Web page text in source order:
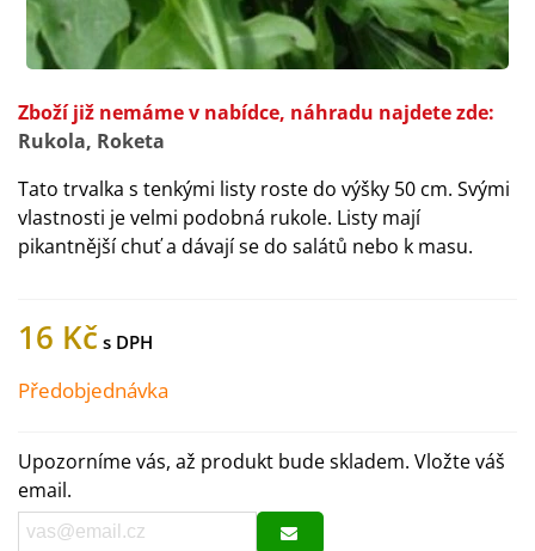
Zboží již nemáme v nabídce, náhradu najdete zde:
Rukola, Roketa
Tato trvalka s tenkými listy roste do výšky 50 cm. Svými
vlastnosti je velmi podobná rukole. Listy mají
pikantnější chuť a dávají se do salátů nebo k masu.
16 Kč
Předobjednávka
Upozorníme vás, až produkt bude skladem. Vložte váš
email.